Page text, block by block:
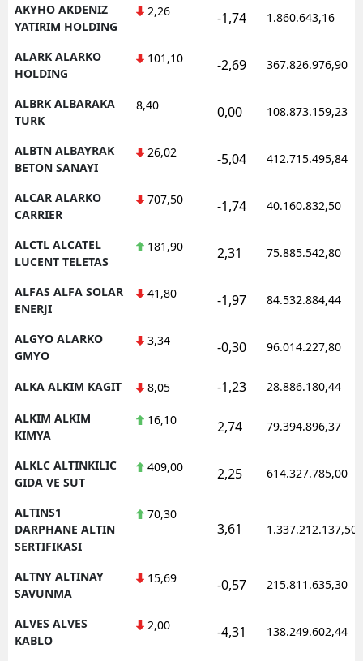
AKYHO AKDENIZ
YATIRIM HOLDING
2,26 -1,74 1.860.643,16
ALARK ALARKO
HOLDING
101,10 -2,69 367.826.976,90
ALBRK ALBARAKA
TURK
8,40 0,00 108.873.159,23
ALBTN ALBAYRAK
BETON SANAYI
26,02 -5,04 412.715.495,84
ALCAR ALARKO
CARRIER
707,50 -1,74 40.160.832,50
ALCTL ALCATEL
LUCENT TELETAS
181,90 2,31 75.885.542,80
ALFAS ALFA SOLAR
ENERJI
41,80 -1,97 84.532.884,44
ALGYO ALARKO
GMYO
3,34 -0,30 96.014.227,80
ALKA ALKIM KAGIT 8,05 -1,23 28.886.180,44
ALKIM ALKIM
KIMYA
16,10 2,74 79.394.896,37
ALKLC ALTINKILIC
GIDA VE SUT
409,00 2,25 614.327.785,00
ALTINS1
DARPHANE ALTIN
SERTIFIKASI
70,30
3,61 1.337.212.137,50
ALTNY ALTINAY
SAVUNMA
15,69 -0,57 215.811.635,30
ALVES ALVES
KABLO
2,00 -4,31 138.249.602,44